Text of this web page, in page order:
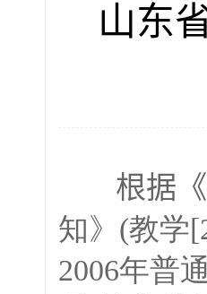
山东
根据《
知》(教学
2006年普